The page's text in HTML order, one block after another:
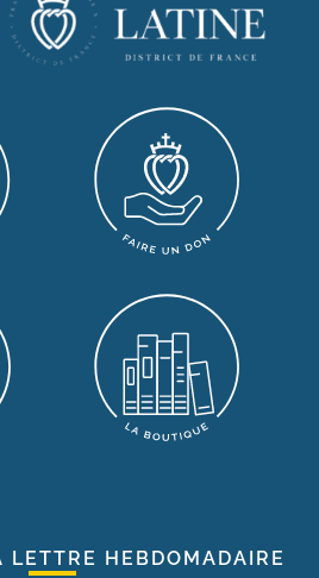
HEBDOMADAIRE